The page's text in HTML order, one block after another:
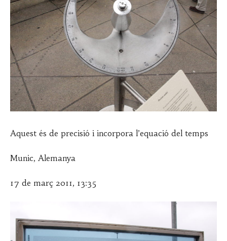
Aquest és de precisió i incorpora l’equació del temps
Munic, Alemanya
17 de març 2011, 13:35